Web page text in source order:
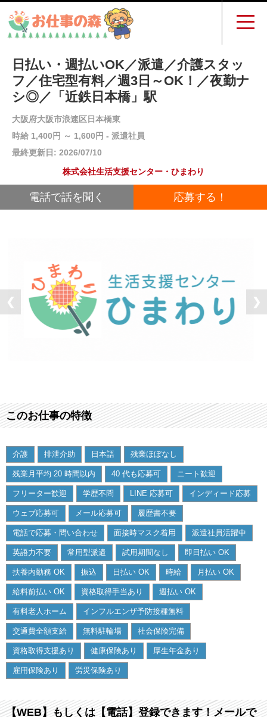
日払い・週払いOK／派遣／介護スタッ
フ／住宅型有料／週3日～OK！／夜勤ナ
シ◎／「近鉄日本橋」駅
大阪府大阪市浪速区日本橋東
時給 1,400円 ～ 1,600円 - 派遣社員
最終更新日: 2026/07/10
株式会社生活支援センター・ひまわり
電話で話を聞く 応募する！
❮ ❯
このお仕事の特徴
介護 排泄介助 日本語 残業ほぼなし
残業月平均 20 時間以内 40 代も応募可 ニート歓迎
フリーター歓迎 学歴不問 LINE 応募可 インディード応募
ウェブ応募可 メール応募可 履歴書不要
電話で応募・問い合わせ 面接時マスク着用 派遣社員活躍中
英語力不要 常用型派遣 試用期間なし 即日払い OK
扶養内勤務 OK 振込 日払い OK 時給 月払い OK
給料前払い OK 資格取得手当あり 週払い OK
有料老人ホーム インフルエンザ予防接種無料
交通費全額支給 無料駐輪場 社会保険完備
資格取得支援あり 健康保険あり 厚生年金あり
雇用保険あり 労災保険あり
【WEB】もしくは【電話】登録できます！メールで